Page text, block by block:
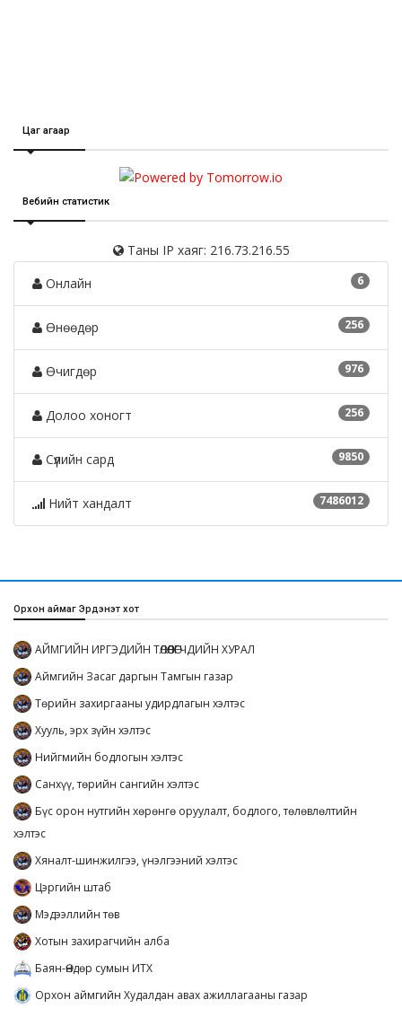
Цаг агаар
Вебийн статистик
Таны IP хаяг: 216.73.216.55
6
Онлайн
256
Өнөөдөр
976
Өчигдөр
256
Долоо хоногт
9850
Сүүлийн сард
7486012
Нийт хандалт
Орхон аймаг Эрдэнэт хот
АЙМГИЙН ИРГЭДИЙН ТӨЛӨӨЛӨГЧДИЙН ХУРАЛ
Аймгийн Засаг даргын Тамгын газар
Төрийн захиргааны удирдлагын хэлтэс
Хууль, эрх зүйн хэлтэс
Нийгмийн бодлогын хэлтэс
Санхүү, төрийн сангийн хэлтэс
Бүс орон нутгийн хөрөнгө оруулалт, бодлого, төлөвлөлтийн
хэлтэс
Хяналт-шинжилгээ, үнэлгээний хэлтэс
Цэргийн штаб
Мэдээллийн төв
Хотын захирагчийн алба
Баян-Өндөр сумын ИТХ
Орхон аймгийн Худалдан авах ажиллагааны газар